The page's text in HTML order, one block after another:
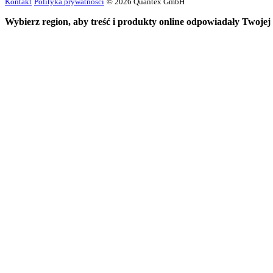
Wybierz region, aby treść i produkty online odpowiadały